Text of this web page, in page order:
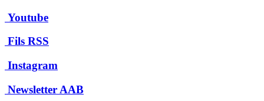
Youtube
Fils RSS
Instagram
Newsletter AAB